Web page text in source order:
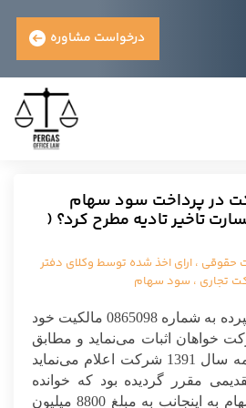
درخواست مشاوره
در پرداخت سود سهام
تاخیر تادیه مطرح کرد؟ (
حقوقی ، ارای اخذ شده توسط وکلای دفتر
تجاری ، سود سهام
شخصی با ارائه گواهی سپرده به شماره 0865098 مالکیت خود
خواهان اثبات می‌نماید و مطابق
با رونوشت مصدق ترازنامه سال 1391 شرکت اعلام می‌نماید
مقرر گردیده بود که خوانده
نسبت به پرداخت سود سهام به اینجانب به مبلغ 8800 میلیون